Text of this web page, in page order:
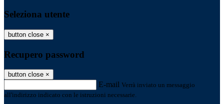
Seleziona utente
button close ×
Recupero password
button close ×
E-mail Verrà inviato un messaggio
all'indirizzo indicato con le istruzioni necessarie.